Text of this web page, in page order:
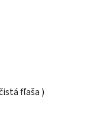
fľaša )